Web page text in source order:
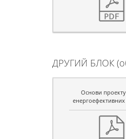
ДРУГИЙ БЛОК
Основи
енергоефективних